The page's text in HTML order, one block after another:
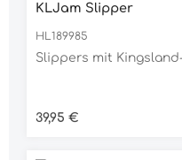
glänzen. Dezente und
dem Design einen
KLJam Slipper
HL189985
Slippers mit
Regulärer Preis:
39,95 €